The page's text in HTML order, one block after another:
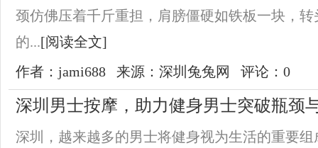
颈仿佛压着千斤重担，肩膀僵硬如铁板一块，
的...[阅读全文]
作者：jami688
来源：深圳兔兔网 评论：0
深圳男士按摩，助力健身男士突破瓶颈
深圳，越来越多的男士将健身视为生活的重要